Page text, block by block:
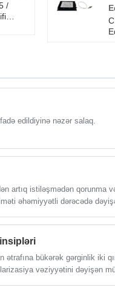
/
edildiyinə nəzər salaq.
artıq istiləşmədən qorunma
əhəmiyyətli dərəcədə
edir və müxtəlif elektron
sürətli cavab sürəti və
qorunma və digər sahələrdə
təmsil olunur.
bükərək gərginlik iki
vəziyyətini dəyişən